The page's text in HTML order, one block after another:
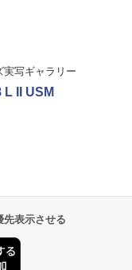
実写ギャラリー
L II USM
表示させる